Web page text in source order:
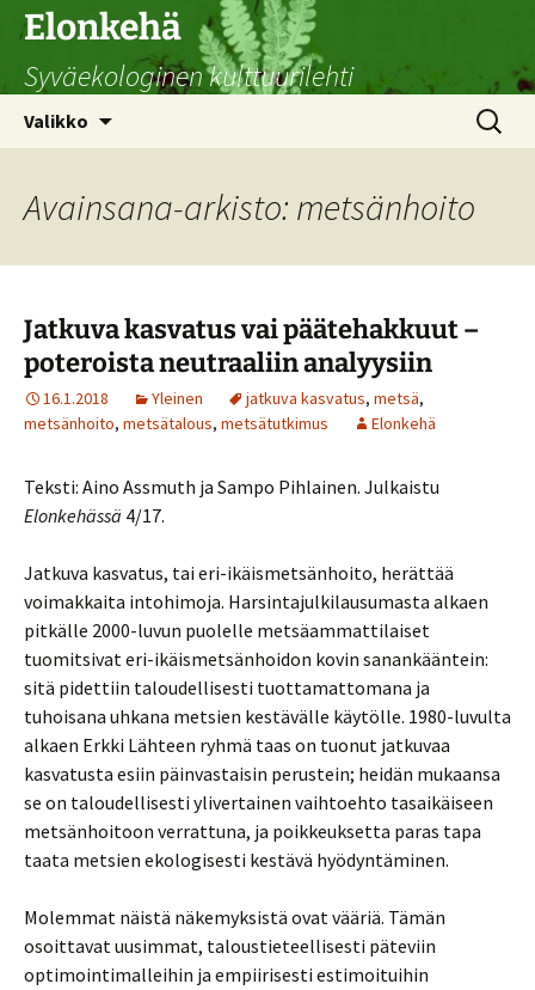
Siirry
sisältöön
Elonkehä
Syväekologinen kulttuurilehti
Valikko Haku:
Avainsana-arkisto: metsänhoito
Jatkuva kasvatus vai päätehakkuut –
poteroista neutraaliin analyysiin
16.1.2018 Yleinen jatkuva kasvatus, metsä,
metsänhoito, metsätalous, metsätutkimus Elonkehä
Teksti: Aino Assmuth ja Sampo Pihlainen. Julkaistu
Elonkehässä 4/17.
Jatkuva kasvatus, tai eri-ikäismetsänhoito, herättää
voimakkaita intohimoja. Harsintajulkilausumasta alkaen
pitkälle 2000-luvun puolelle metsäammattilaiset
tuomitsivat eri-ikäismetsänhoidon kovin sanankääntein:
sitä pidettiin taloudellisesti tuottamattomana ja
tuhoisana uhkana metsien kestävälle käytölle. 1980-luvulta
alkaen Erkki Lähteen ryhmä taas on tuonut jatkuvaa
kasvatusta esiin päinvastaisin perustein; heidän mukaansa
se on taloudellisesti ylivertainen vaihtoehto tasaikäiseen
metsänhoitoon verrattuna, ja poikkeuksetta paras tapa
taata metsien ekologisesti kestävä hyödyntäminen.
Molemmat näistä näkemyksistä ovat vääriä. Tämän
osoittavat uusimmat, taloustieteellisesti päteviin
optimointimalleihin ja empiirisesti estimoituihin